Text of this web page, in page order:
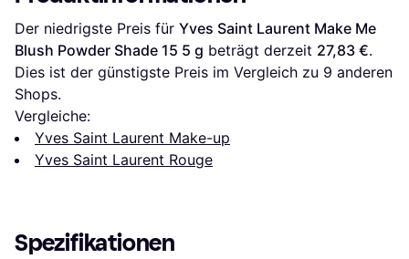
Der niedrigste Preis für Yves Saint Laurent Make Me
Blush Powder Shade 15 5 g beträgt derzeit 27,83 €.
Dies ist der günstigste Preis im Vergleich zu 9 anderen
Shops.
Vergleiche:
Yves Saint Laurent Make-up
Yves Saint Laurent Rouge
Spezifikationen